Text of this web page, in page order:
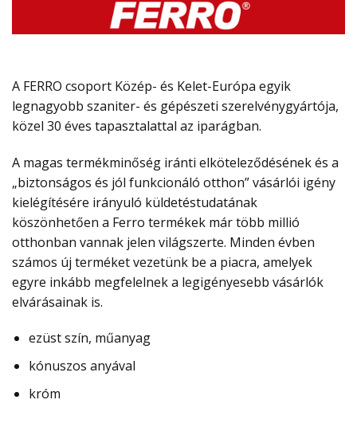
A FERRO csoport Közép- és Kelet-Európa egyik
legnagyobb szaniter- és gépészeti szerelvénygyártója,
közel 30 éves tapasztalattal az iparágban.
A magas termékminőség iránti elköteleződésének és a
„biztonságos és jól funkcionáló otthon” vásárlói igény
kielégítésére irányuló küldetéstudatának
köszönhetően a Ferro termékek már több millió
otthonban vannak jelen világszerte. Minden évben
számos új terméket vezetünk be a piacra, amelyek
egyre inkább megfelelnek a legigényesebb vásárlók
elvárásainak is.
ezüst szín, műanyag
kónuszos anyával
króm